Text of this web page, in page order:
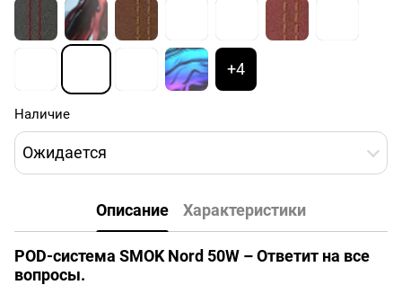
+4
Наличие
Ожидается
Описание Характеристики
POD-система SMOK Nord 50W – Ответит на все
вопросы.